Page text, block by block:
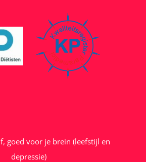
goed voor je brein (leefstijl en
depressie)